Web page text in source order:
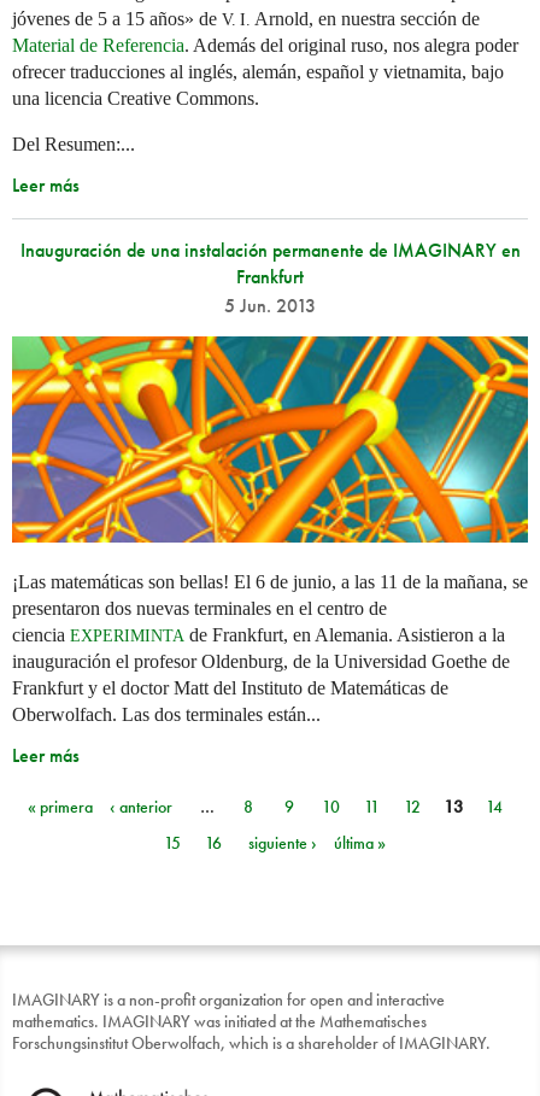
jóvenes de 5 a 15 años» de V. I. Arnold, en nuestra sección de
Material de Referencia. Además del original ruso, nos alegra poder
ofrecer traducciones al inglés, alemán, español y vietnamita, bajo
una licencia Creative Commons.
Del Resumen:...
Leer más
Inauguración de una instalación permanente de IMAGINARY en
Frankfurt
5 Jun. 2013
¡Las matemáticas son bellas! El 6 de junio, a las 11 de la mañana, se
presentaron dos nuevas terminales en el centro de
ciencia EXPERIMINTA de Frankfurt, en Alemania. Asistieron a la
inauguración el profesor Oldenburg, de la Universidad Goethe de
Frankfurt y el doctor Matt del Instituto de Matemáticas de
Oberwolfach. Las dos terminales están...
Leer más
Páginas
« primera ‹ anterior … 8 9 10 11 12 13
14
15
16 siguiente › última »
IMAGINARY is a non-profit organization for open and interactive
mathematics. IMAGINARY was initiated at the Mathematisches
Forschungsinstitut Oberwolfach, which is a shareholder of IMAGINARY.